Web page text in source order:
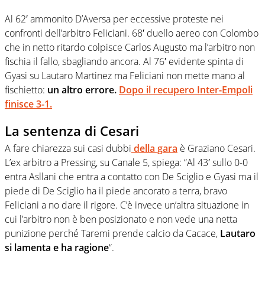
Al 62′ ammonito D’Aversa per eccessive proteste nei
confronti dell’arbitro Feliciani. 68′ duello aereo con Colombo
che in netto ritardo colpisce Carlos Augusto ma l’arbitro non
fischia il fallo, sbagliando ancora. Al 76′ evidente spinta di
Gyasi su Lautaro Martinez ma Feliciani non mette mano al
fischietto: un altro errore. Dopo il recupero Inter-Empoli
finisce 3-1.
La sentenza di Cesari
A fare chiarezza sui casi dubbi della gara è Graziano Cesari.
L’ex arbitro a Pressing, su Canale 5, spiega: “Al 43′ sullo 0-0
entra Asllani che entra a contatto con De Sciglio e Gyasi ma il
piede di De Sciglio ha il piede ancorato a terra, bravo
Feliciani a no dare il rigore. C’è invece un’altra situazione in
cui l’arbitro non è ben posizionato e non vede una netta
punizione perché Taremi prende calcio da Cacace, Lautaro
si lamenta e ha ragione“.